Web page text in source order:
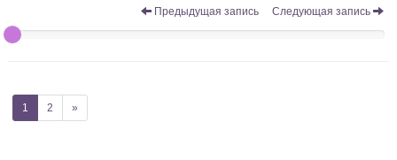
Предыдущая запись
Следующая запись
1 2 »